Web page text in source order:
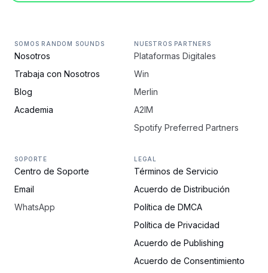
SOMOS RANDOM SOUNDS
Nosotros
Trabaja con Nosotros
Blog
Academia
NUESTROS PARTNERS
Plataformas Digitales
Win
Merlin
A2IM
Spotify Preferred Partners
SOPORTE
Centro de Soporte
Email
WhatsApp
LEGAL
Términos de Servicio
Acuerdo de Distribución
Política de DMCA
Política de Privacidad
Acuerdo de Publishing
Acuerdo de Consentimiento